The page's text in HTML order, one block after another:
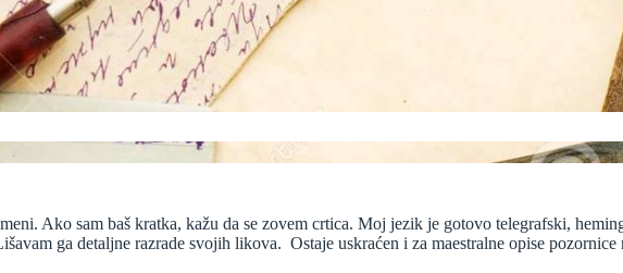
Ako sam baš kratka, kažu da se zovem crtica. Moj jezik je gotovo telegrafski,
ga detaljne razrade svojih likova. Ostaje uskraćen i za maestralne opise